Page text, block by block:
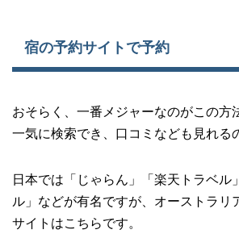
宿の予約サイトで予約
おそらく、一番メジャーなのがこの方
一気に検索でき、口コミなども見れる
日本では「じゃらん」「楽天トラベル
ル」などが有名ですが、オーストラリ
サイトはこちらです。